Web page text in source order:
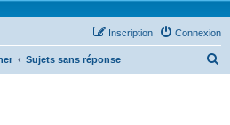
Connexion
Inscription
Sujets sans réponse